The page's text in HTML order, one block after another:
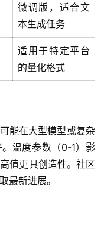
微调版，适合文
本生成任务
适用于特定平台
的量化格式
能在大型模型或复杂
温度参数（0-1）影
值更具创造性。社区
最新进展。